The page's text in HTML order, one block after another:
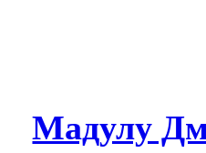
Мадулу